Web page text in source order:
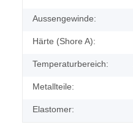
Aussengewinde:
Härte (Shore A):
Temperaturbereich:
Metallteile:
Elastomer: